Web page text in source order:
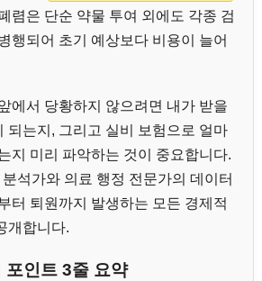
렴은 단순 약물 투여 외에도 각종 검
행되어 초기 예상보다 비용이 늘어
에서 당황하지 않으려면 내가 받을
되는지, 그리고 실비 보험으로 얼마
지 미리 파악하는 것이 중요합니다.
석가와 의료 행정 전문가의 데이터
터 퇴원까지 발생하는 모든 경제적
개합니다.
포인트 3줄 요약